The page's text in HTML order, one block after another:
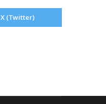
X (Twitter)